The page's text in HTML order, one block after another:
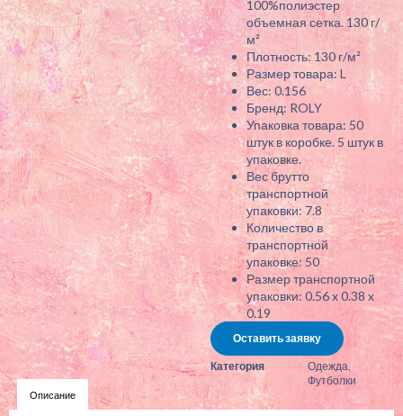
100%полиэстер
объемная сетка. 130 г/
м²
Плотность: 130 г/м²
Размер товара: L
Вес: 0.156
Бренд: ROLY
Упаковка товара: 50
штук в коробке. 5 штук в
упаковке.
Вес брутто
транспортной
упаковки: 7.8
Количество в
транспортной
упаковке: 50
Размер транспортной
упаковки: 0.56 x 0.38 x
0.19
Оставить заявку
Категория Одежда
Футболки
Описание